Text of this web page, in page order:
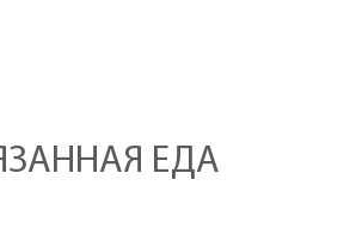
ЕДА